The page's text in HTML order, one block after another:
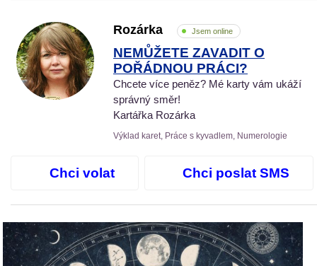
Rozárka Jsem online
NEMŮŽETE ZAVADIT O
POŘÁDNOU PRÁCI?
Chcete více peněz? Mé karty vám ukáží
správný směr!
Kartářka Rozárka
Výklad karet, Práce s kyvadlem, Numerologie
Chci volat Chci poslat SMS